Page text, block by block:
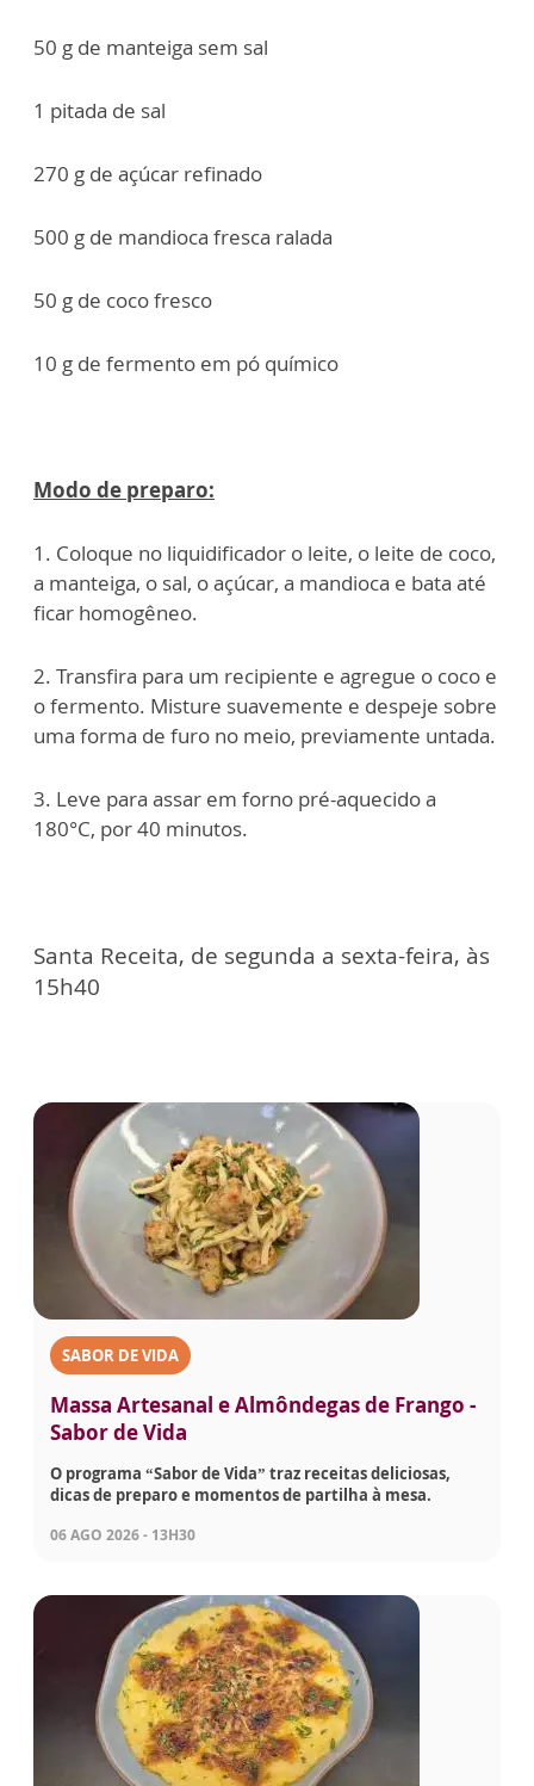
50 g de manteiga sem sal
1 pitada de sal
270 g de açúcar refinado
500 g de mandioca fresca ralada
50 g de coco fresco
10 g de fermento em pó químico
Modo de preparo:
1. Coloque no liquidificador o leite, o leite de coco,
a manteiga, o sal, o açúcar, a mandioca e bata até
ficar homogêneo.
2. Transfira para um recipiente e agregue o coco e
o fermento. Misture suavemente e despeje sobre
uma forma de furo no meio, previamente untada.
3. Leve para assar em forno pré-aquecido a
180°C, por 40 minutos.
Santa Receita, de segunda a sexta-feira, às
15h40
SABOR DE VIDA
Massa Artesanal e Almôndegas de Frango -
Sabor de Vida
O programa “Sabor de Vida” traz receitas deliciosas,
dicas de preparo e momentos de partilha à mesa.
06 AGO 2026 - 13H30